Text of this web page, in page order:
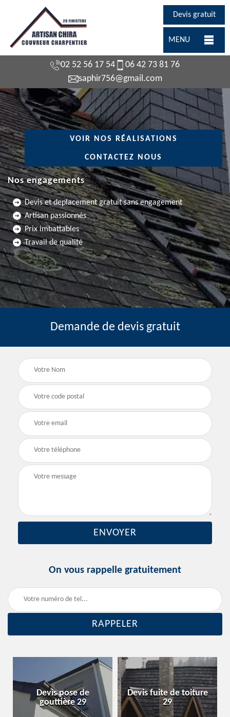
Devis gratuit
MENU
02 52 56 17 54
06 42 73 81 76
saphir756@gmail.com
VOIR NOS RÉALISATIONS
CONTACTEZ NOUS
Nos engagements
Devis et deplacement gratuit sans engagement
Artisan passionnés
Prix imbattables
Travail de qualité
Demande de devis gratuit
On vous rappelle gratuitement
Devis pose de
gouttière 29
Devis fuite de toiture
29